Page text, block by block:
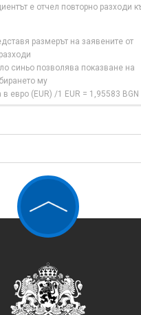
е отчел повторно разходи
размерът на заявените от
синьо позволява показване на
му
евро (EUR) /1 EUR = 1,95583 BGN